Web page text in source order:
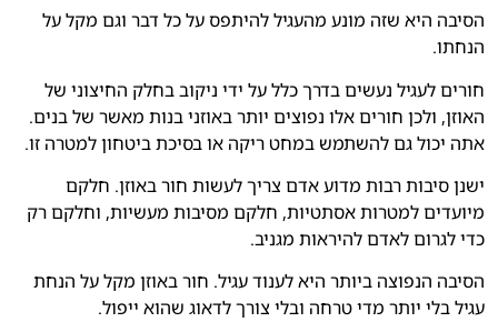
הסיבה היא שזה מונע מהעגיל להיתפס על כל דבר וגם מקל על
הנחתו.
חורים לעגיל נעשים בדרך כלל על ידי ניקוב בחלק החיצוני של
האוזן, ולכן חורים אלו נפוצים יותר באוזני בנות מאשר של בנים.
אתה יכול גם להשתמש במחט ריקה או בסיכת ביטחון למטרה זו.
ישנן סיבות רבות מדוע אדם צריך לעשות חור באוזן. חלקם
מיועדים למטרות אסתטיות, חלקם מסיבות מעשיות, וחלקם רק
כדי לגרום לאדם להיראות מגניב.
הסיבה הנפוצה ביותר היא לענוד עגיל. חור באוזן מקל על הנחת
עגיל בלי יותר מדי טרחה ובלי צורך לדאוג שהוא ייפול.